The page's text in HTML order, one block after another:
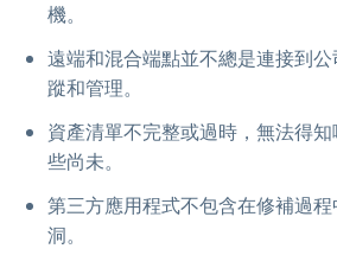
機。
遠端和混合端點並不總是連接到
蹤和管理。
資產清單不完整或過時，無法得
些尚未。
第三方應用程式不包含在修補過
洞。